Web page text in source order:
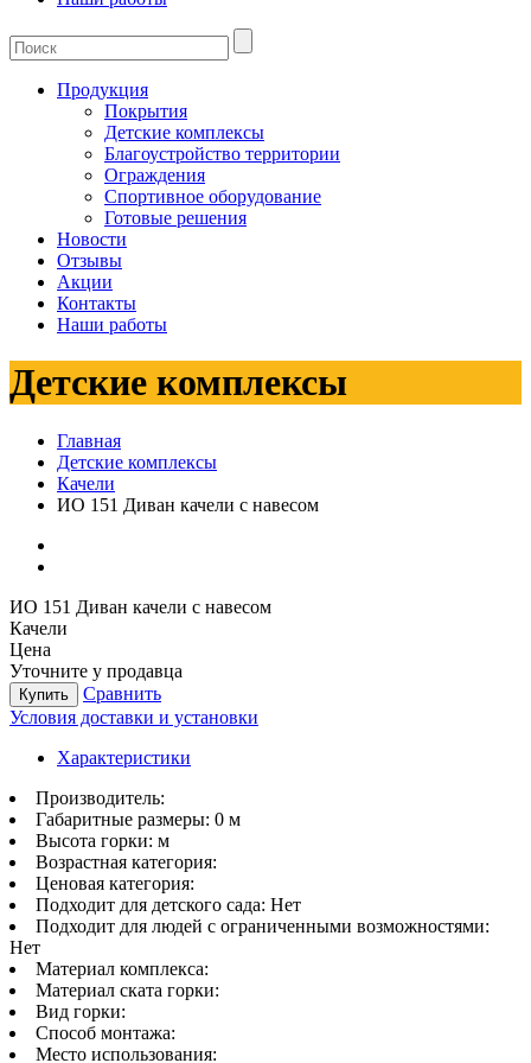
Продукция
Покрытия
Детские комплексы
Благоустройство территории
Ограждения
Спортивное оборудование
Готовые решения
Новости
Отзывы
Акции
Контакты
Наши работы
Детские комплексы
Главная
Детские комплексы
Качели
ИО 151 Диван качели с навесом
ИО 151 Диван качели с навесом
Качели
Цена
Уточните у продавца
Купить
Сравнить
Условия доставки и установки
Характеристики
Производитель:
Габаритные размеры: 0 м
Высота горки: м
Возрастная категория:
Ценовая категория:
Подходит для детского сада: Нет
Подходит для людей с ограниченными возможностями:
Нет
Материал комплекса:
Материал ската горки:
Вид горки:
Способ монтажа:
Место использования: